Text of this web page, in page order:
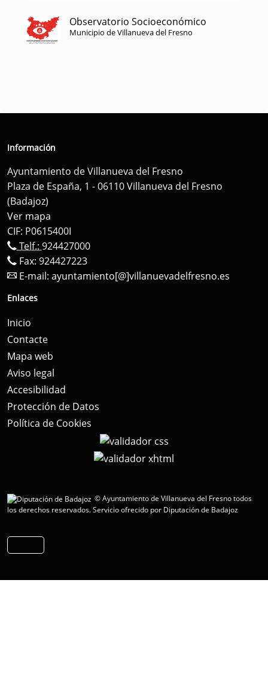
Observatorio Socioeconómico
Municipio de Villanueva del Fresno
Información
Ayuntamiento de Villanueva del Fresno
Plaza de España, 1 - 06110 Villanueva del Fresno
(Badajoz)
Ver mapa
CIF: P0615400I
Telf.: 924427000
Fax: 924427223
E-mail: ayuntamiento[@]villanuevadelfresno.es
Enlaces
Inicio
Contacte
Mapa web
Aviso legal
Accesibilidad
Protección de Datos
Política de Cookies
© Ayuntamiento de Villanueva del Fresno todos
los derechos reservados.Servicio ofrecido por Diputación de Badajoz